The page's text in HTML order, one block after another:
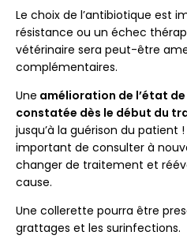
Le choix de l’antibiotique est
résistance ou un échec
vétérinaire sera peut-être
complémentaires.
Une amélioration de l’état
constatée dès le début du
jusqu’à la guérison du patient
important de consulter à
changer de traitement et
cause.
Une collerette pourra être
grattages et les surinfections.